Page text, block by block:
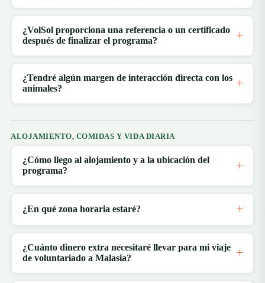
¿VolSol proporciona una referencia o un certificado
después de finalizar el programa?
¿Tendré algún margen de interacción directa con los
animales?
ALOJAMIENTO, COMIDAS Y VIDA DIARIA
¿Cómo llego al alojamiento y a la ubicación del
programa?
¿En qué zona horaria estaré?
¿Cuánto dinero extra necesitaré llevar para mi viaje
de voluntariado a Malasia?